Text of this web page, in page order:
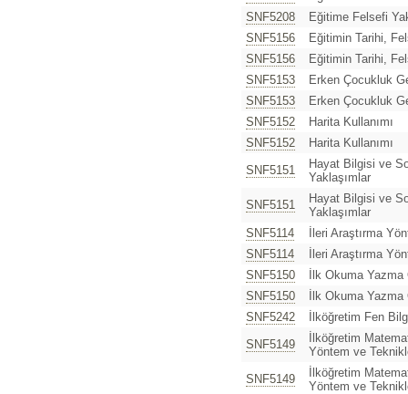
SNF5208
Eğitime Felsefi
SNF5156
Eğitimin Tarihi,
SNF5156
Eğitimin Tarihi,
SNF5153
Erken Çocukluk
SNF5153
Erken Çocukluk
SNF5152
Harita Kullanımı
SNF5152
Harita Kullanımı
SNF5151
Hayat Bilgisi ve
Yaklaşımlar
SNF5151
Hayat Bilgisi ve
Yaklaşımlar
SNF5114
İleri Araştırma
SNF5114
İleri Araştırma
SNF5150
İlk Okuma Yazma
SNF5150
İlk Okuma Yazma
SNF5242
İlköğretim Fen
SNF5149
İlköğretim
Yöntem ve
SNF5149
İlköğretim
Yöntem ve